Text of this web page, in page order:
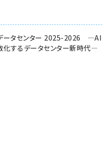
データセンター 2025-2026 ―AI
化するデータセンター新時代―